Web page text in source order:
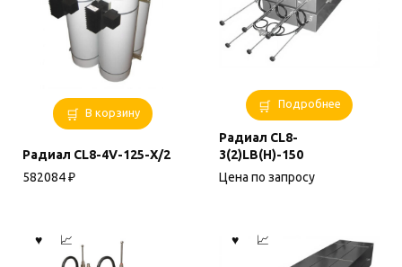
В корзину
Радиал CL8-4V-125-X/2
582084₽
Подробнее
Радиал CL8-
3(2)LB(H)-150
Цена по запросу